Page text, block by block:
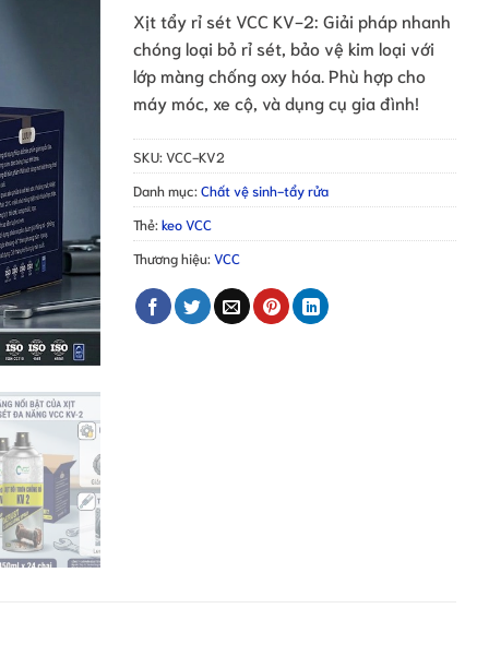
Xịt tẩy rỉ sét VCC KV-2: Giải pháp nhanh
chóng loại bỏ rỉ sét, bảo vệ kim loại với
lớp màng chống oxy hóa. Phù hợp cho
máy móc, xe cộ, và dụng cụ gia đình!
SKU:VCC-KV2
Danh mục:Chất vệ sinh-tẩy rửa
Thẻ:keo VCC
Thương hiệu:VCC